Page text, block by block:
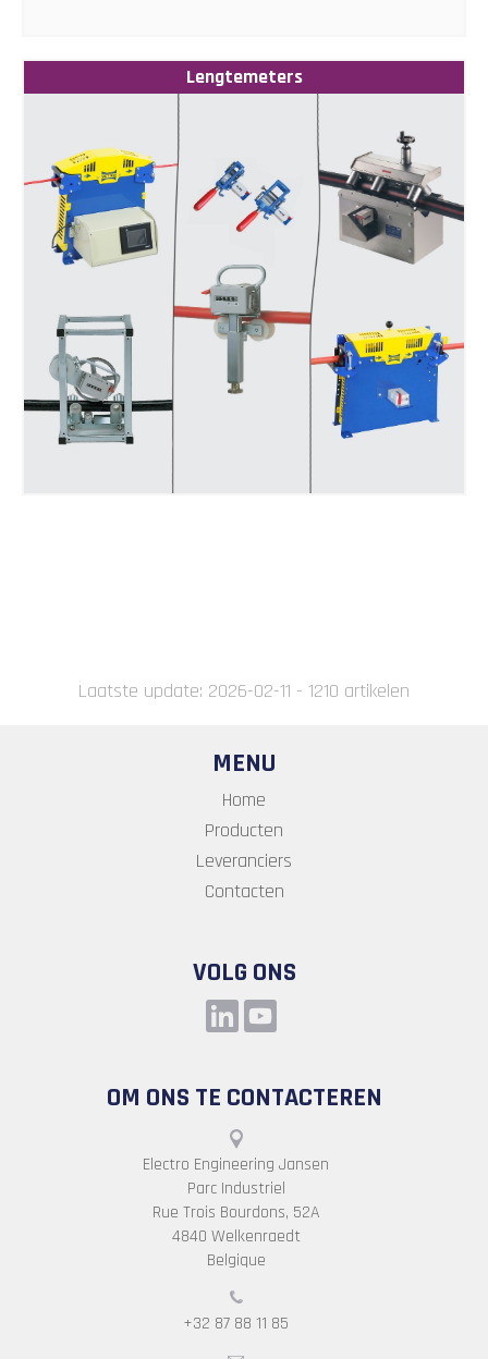
Lengtemeters
Laatste update: 2026-02-11 - 1210 artikelen
MENU
Home
Producten
Leveranciers
Contacten
VOLG ONS
OM ONS TE CONTACTEREN
Electro Engineering Jansen
Parc Industriel
Rue Trois Bourdons, 52A
4840 Welkenraedt
Belgique
+32 87 88 11 85